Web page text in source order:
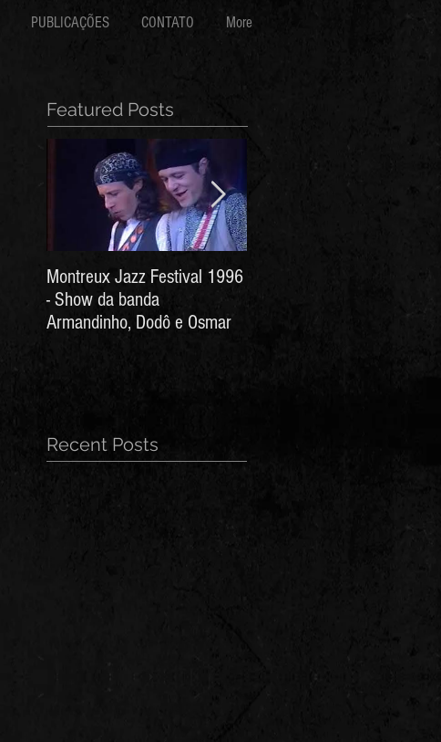
PUBLICAÇÕES CONTATO More
Featured Posts
Montreux Jazz Festival 1996
- Show da banda
Armandinho, Dodô e Osmar
Recent Posts